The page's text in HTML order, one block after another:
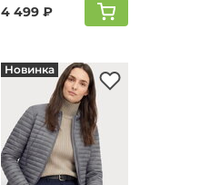
4 499 ₽
Новинка